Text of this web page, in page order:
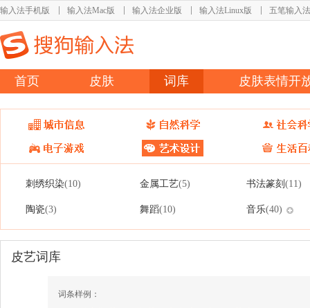
输入法手机版 输入法Mac版 输入法企业版 输入法Linux版 五笔输入法
首页 皮肤 词库 皮肤表情开
刺绣织染(10) 金属工艺(5) 书法篆刻 (11)
陶瓷(3) 舞蹈(10) 音乐(40)
皮艺词库
词条样例：